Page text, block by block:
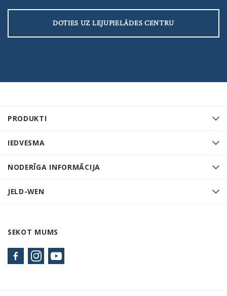
PRODUKTI
IEDVESMA
NODERĪGA INFORMĀCIJA
JELD-WEN
SEKOT MUMS
DOTIES UZ LEJUPIELĀDES CENTRU